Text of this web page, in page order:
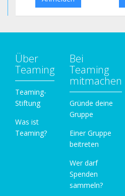
Über
Teaming
Teaming-
Stiftung
Was ist
Teaming?
Bei
Teaming
mitmachen
Gründe deine
Gruppe
Einer Gruppe
beitreten
Wer darf
Spenden
sammeln?